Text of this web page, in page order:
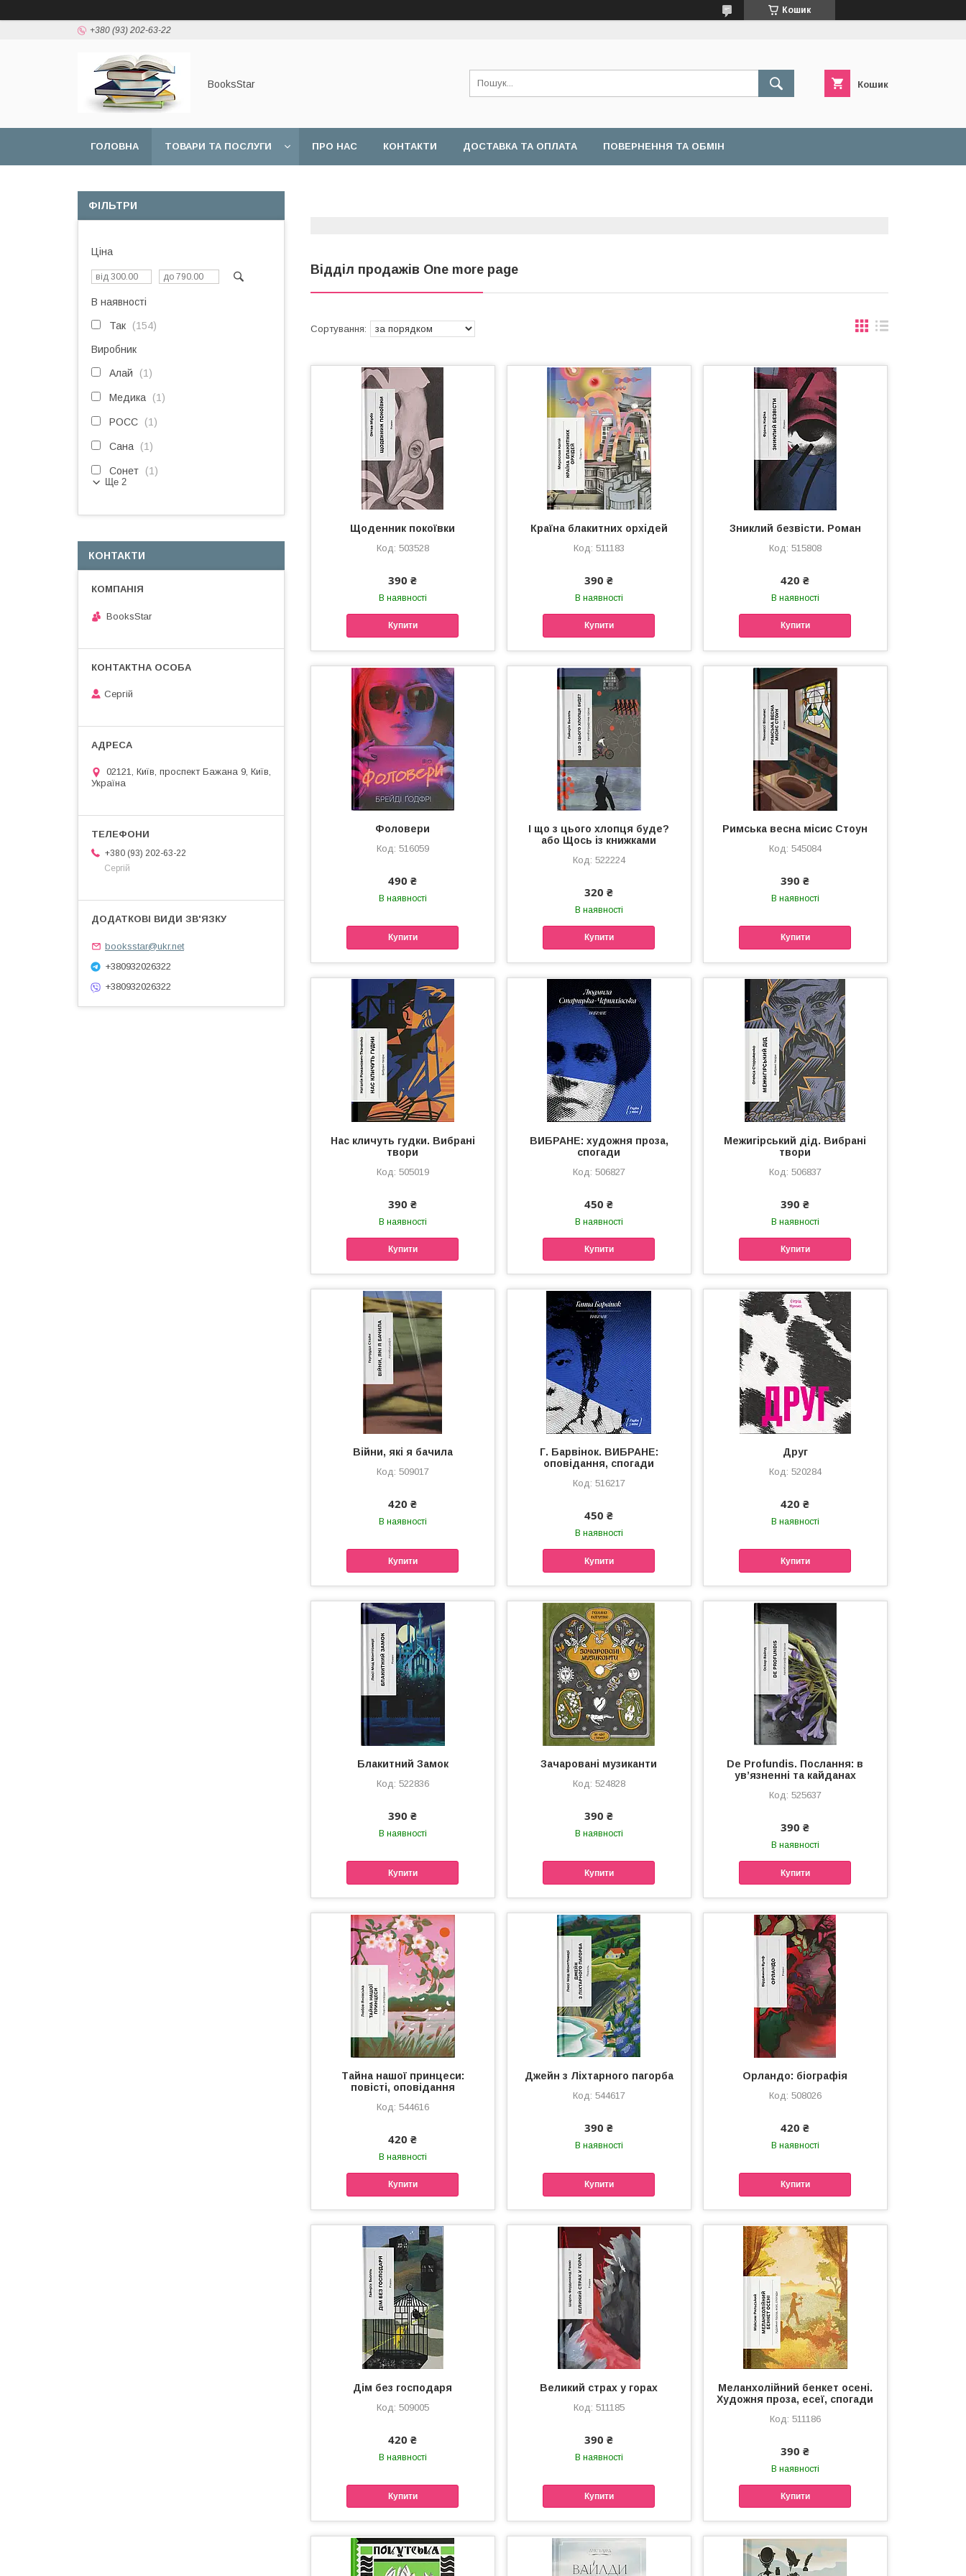
Кошик
+380 (93) 202-63-22
BooksStar Кошик
ГОЛОВНА ТОВАРИ ТА ПОСЛУГИ ПРО НАС КОНТАКТИ ДОСТАВКА ТА ОПЛАТА ПОВЕРНЕННЯ ТА ОБМІН
Відділ продажів One more page
Щоденник покоївки
503528
390 ₴
В наявності
Купити
Країна блакитних орхідей
511183
390 ₴
В наявності
Купити
Зниклий безвісти. Роман
515808
420 ₴
В наявності
Купити
Фоловери
516059
490 ₴
В наявності
Купити
І що з цього хлопця буде?
або Щось із книжками
522224
320 ₴
В наявності
Купити
Римська весна місис Стоун
545084
390 ₴
В наявності
Купити
Нас кличуть гудки. Вибрані
твори
505019
390 ₴
В наявності
Купити
ВИБРАНЕ: художня проза,
спогади
506827
450 ₴
В наявності
Купити
Межигірський дід. Вибрані
твори
506837
390 ₴
В наявності
Купити
Війни, які я бачила
509017
420 ₴
В наявності
Купити
Г. Барвінок. ВИБРАНЕ:
оповідання, спогади
516217
450 ₴
В наявності
Купити
Друг
520284
420 ₴
В наявності
Купити
Блакитний Замок
522836
390 ₴
В наявності
Купити
Зачаровані музиканти
524828
390 ₴
В наявності
Купити
De Profundis. Послання: в
ув’язненні та кайданах
525637
390 ₴
В наявності
Купити
Тайна нашої принцеси:
повісті, оповідання
544616
420 ₴
В наявності
Купити
Джейн з Ліхтарного пагорба
544617
390 ₴
В наявності
Купити
Орландо: біографія
508026
420 ₴
В наявності
Купити
Дім без господаря
509005
420 ₴
В наявності
Купити
Великий страх у горах
511185
390 ₴
В наявності
Купити
Меланхолійний бенкет осені.
Художня проза, есеї, спогади
511186
390 ₴
В наявності
Купити
ФІЛЬТРИ
Ціна
В наявності
Так 154
Виробник
Алай 1
Медика 1
РОСС 1
Сана 1
Сонет 1
Ще 2
КОНТАКТИ
BooksStar
Сергій
02121, Київ, проспект Бажана 9, Київ,
Україна
+380 (93) 202-63-22
Сергій
booksstar@ukr.net
+380932026322
+380932026322